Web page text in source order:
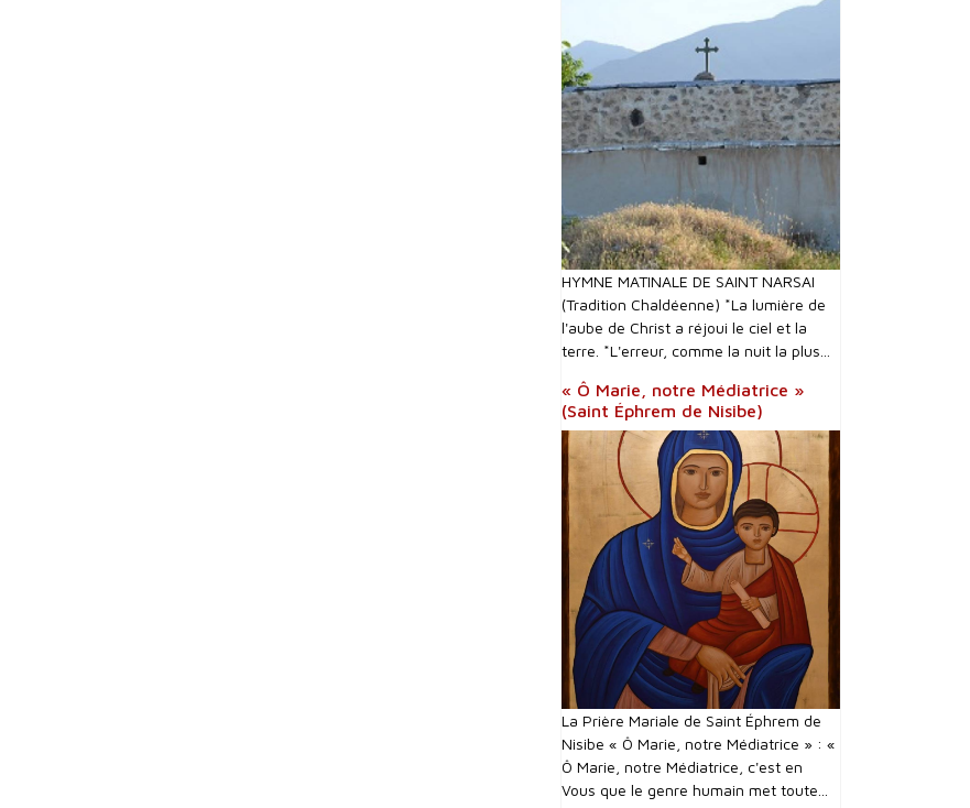
HYMNE MATINALE DE SAINT NARSAI
(Tradition Chaldéenne) *La lumière de
l'aube de Christ a réjoui le ciel et la
terre. *L'erreur, comme la nuit la plus...
« Ô Marie, notre Médiatrice »
(Saint Éphrem de Nisibe)
La Prière Mariale de Saint Éphrem de
Nisibe « Ô Marie, notre Médiatrice » : «
Ô Marie, notre Médiatrice, c'est en
Vous que le genre humain met toute...